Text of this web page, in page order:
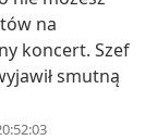
na
koncert. Szef
smutną